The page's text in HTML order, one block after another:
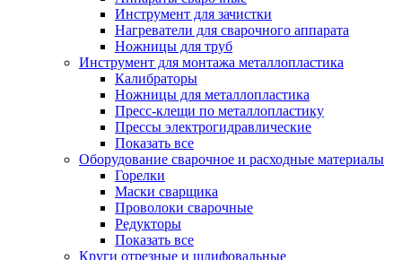
Инструмент для зачистки
Нагреватели для сварочного аппарата
Ножницы для труб
Инструмент для монтажа металлопластика
Калибраторы
Ножницы для металлопластика
Пресс-клещи по металлопластику
Прессы электрогидравлические
Показать все
Оборудование сварочное и расходные материалы
Горелки
Маски сварщика
Проволоки сварочные
Редукторы
Показать все
Круги отрезные и шлифовальные